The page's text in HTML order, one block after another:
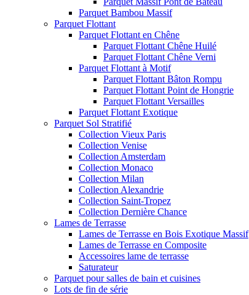
Parquet Bambou Massif
Parquet Flottant
Parquet Flottant en Chêne
Parquet Flottant Chêne Huilé
Parquet Flottant Chêne Verni
Parquet Flottant à Motif
Parquet Flottant Bâton Rompu
Parquet Flottant Point de Hongrie
Parquet Flottant Versailles
Parquet Flottant Exotique
Parquet Sol Stratifié
Collection Vieux Paris
Collection Venise
Collection Amsterdam
Collection Monaco
Collection Milan
Collection Alexandrie
Collection Saint-Tropez
Collection Dernière Chance
Lames de Terrasse
Lames de Terrasse en Bois Exotique Massif
Lames de Terrasse en Composite
Accessoires lame de terrasse
Saturateur
Parquet pour salles de bain et cuisines
Lots de fin de série